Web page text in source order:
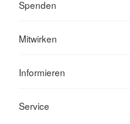
Spenden
Mitwirken
Informieren
Service